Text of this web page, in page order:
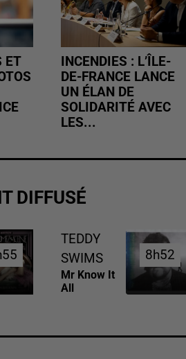
ET
INCENDIES : L’ÎLE-
DE-FRANCE LANCE
UN ÉLAN DE
SOLIDARITÉ AVEC
LES...
DIFFUSÉ
TEDDY
SWIMS
Mr Know It
All
8h52
8h52